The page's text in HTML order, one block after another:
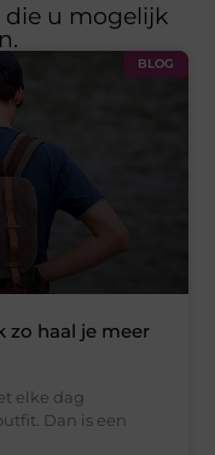
die u mogelijk
BLOG
zo haal je meer
elke dag
Dan is een